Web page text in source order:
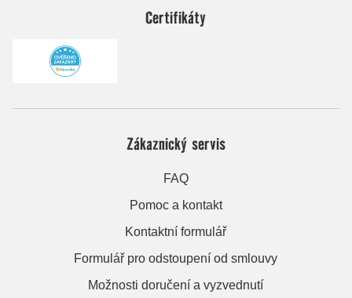
Certifikáty
Zákaznický servis
FAQ
Pomoc a kontakt
Kontaktní formulář
Formulář pro odstoupení od smlouvy
Možnosti doručení a vyzvednutí